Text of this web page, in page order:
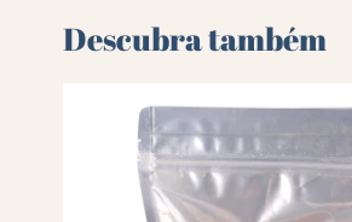
Descubra também 🌻